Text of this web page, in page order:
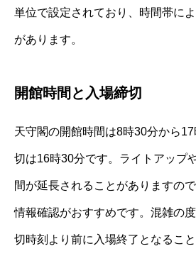
単位で設定されており、時間帯に
があります。
開館時間と入場締切
天守閣の開館時間は8時30分から
切は16時30分です。ライトアップ
間が延長されることがありますの
情報確認がおすすめです。混雑の
切時刻より前に入場終了となること